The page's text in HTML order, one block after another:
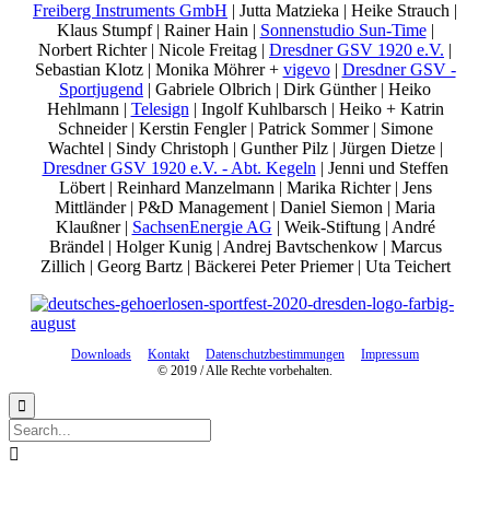
Freiberg Instruments GmbH | Jutta Matzieka | Heike Strauch |
Klaus Stumpf | Rainer Hain | Sonnenstudio Sun-Time|
Norbert Richter | Nicole Freitag | Dresdner GSV 1920 e.V. |
Sebastian Klotz | Monika Möhrer + vigevo| Dresdner GSV -
Sportjugend | Gabriele Olbrich | Dirk Günther | Heiko
Hehlmann | Telesign | Ingolf Kuhlbarsch | Heiko + Katrin
Schneider | Kerstin Fengler | Patrick Sommer | Simone
Wachtel | Sindy Christoph | Gunther Pilz | Jürgen Dietze |
Dresdner GSV 1920 e.V. - Abt. Kegeln | Jenni und Steffen
Löbert | Reinhard Manzelmann | Marika Richter | Jens
Mittländer | P&D Management | Daniel Siemon | Maria
Klaußner | SachsenEnergie AG | Weik-Stiftung | André
Brändel | Holger Kunig | Andrej Bavtschenkow | Marcus
Zillich | Georg Bartz | Bäckerei Peter Priemer | Uta Teichert
Downloads Kontakt Datenschutzbestimmungen
Impressum
© 2019 / Alle Rechte vorbehalten.

